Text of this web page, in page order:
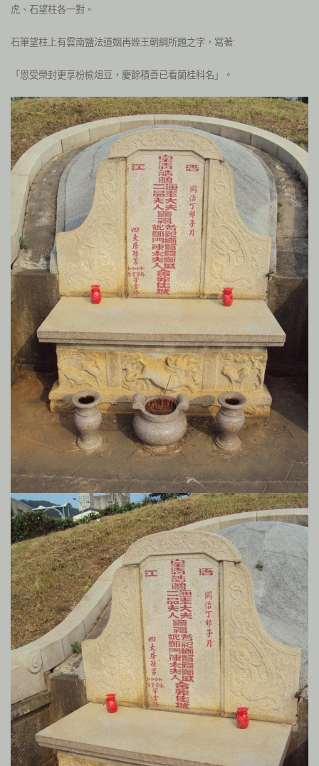
虎、石望柱各一對。
石筆望柱上有雲南鹽法道姻再姪王朝綱所題之字，寫著:
「恩受榮封更享枌榆俎豆，慶餘積善已看蘭桂科名」。